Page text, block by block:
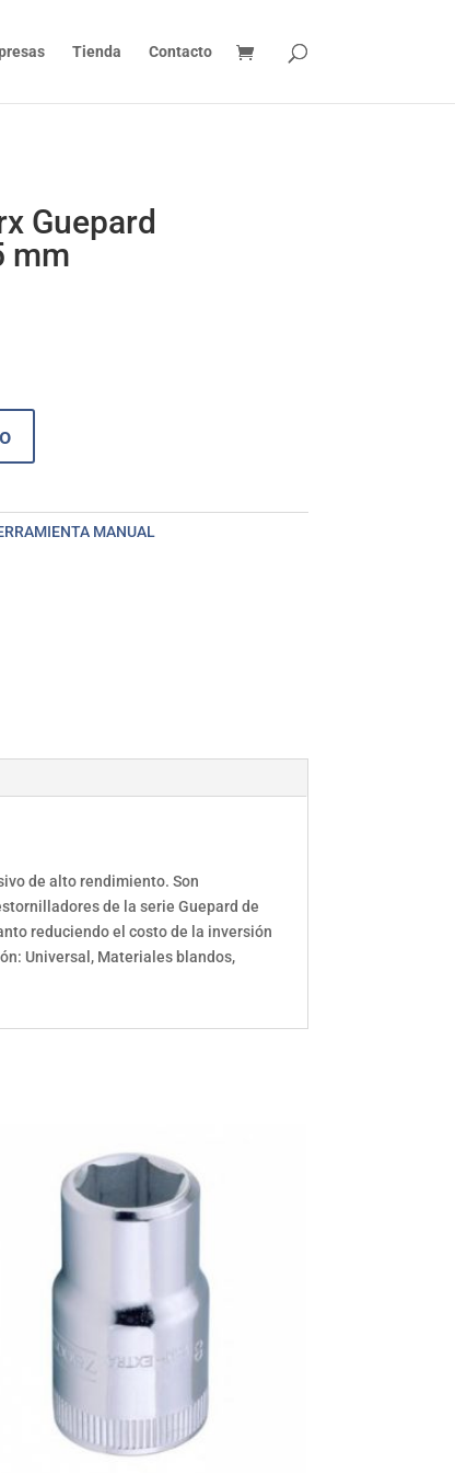
Tienda Contacto
Guepard
mm
MANUAL
de alto rendimiento. Son
de la serie Guepard de
reduciendo el costo de la inversión
Universal, Materiales blandos,